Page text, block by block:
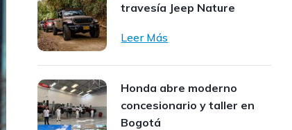
travesía Jeep Nature
Leer Más
Honda abre moderno
concesionario y taller en
Bogotá